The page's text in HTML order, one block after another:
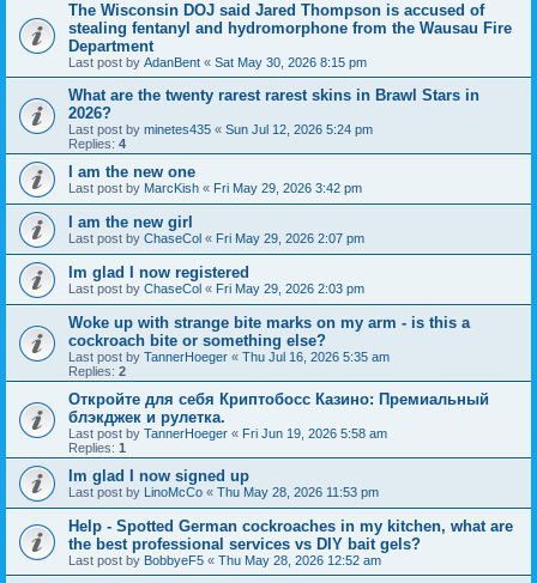
The Wisconsin DOJ said Jared Thompson is accused of
stealing fentanyl and hydromorphone from the Wausau Fire
Department
Last post by AdanBent « Sat May 30, 2026 8:15 pm
What are the twenty rarest rarest skins in Brawl Stars in
2026?
Last post by minetes435 « Sun Jul 12, 2026 5:24 pm
Replies: 4
I am the new one
Last post by MarcKish « Fri May 29, 2026 3:42 pm
I am the new girl
Last post by ChaseCol « Fri May 29, 2026 2:07 pm
Im glad I now registered
Last post by ChaseCol « Fri May 29, 2026 2:03 pm
Woke up with strange bite marks on my arm - is this a
cockroach bite or something else?
Last post by TannerHoeger « Thu Jul 16, 2026 5:35 am
Replies: 2
Откройте для себя Криптобосс Казино: Премиальный
блэкджек и рулетка.
Last post by TannerHoeger « Fri Jun 19, 2026 5:58 am
Replies: 1
Im glad I now signed up
Last post by LinoMcCo « Thu May 28, 2026 11:53 pm
Help - Spotted German cockroaches in my kitchen, what are
the best professional services vs DIY bait gels?
Last post by BobbyeF5 « Thu May 28, 2026 12:52 am